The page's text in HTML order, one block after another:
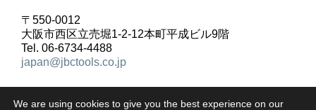
〒550-0012
大阪市西区立売堀1-2-12本町平成ビル9階
Tel. 06-6734-4488
japan@jbctools.co.jp
We are using cookies to give you the best experience on our